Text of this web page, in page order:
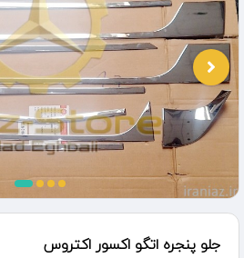
جلو پنجره اتگو اکسور اکتروس